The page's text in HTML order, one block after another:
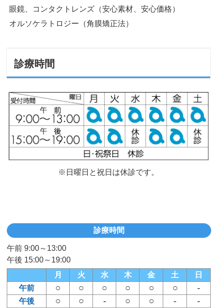
眼鏡、コンタクトレンズ（安心素材、安心価格）
オルソケラトロジー（角膜矯正法）
診療時間
※日曜日と祝日は休診です。
診療時間
午前 9:00～13:00
午後 15:00～19:00
月
火 水 木 金 土
日
午前
○ ○ ○ ○ ○ ○ -
午後 ○ ○ - ○ ○ - -